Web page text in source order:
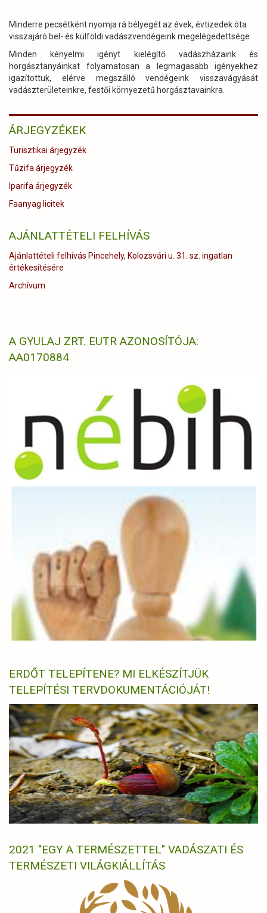
Minderre pecsétként nyomja rá bélyegét az évek, évtizedek óta
visszajáró bel- és külföldi vadászvendégeink megelégedettsége.
Minden kényelmi igényt kielégítő vadászházaink és
horgásztanyáinkat folyamatosan a legmagasabb igényekhez
igazítottuk, elérve megszálló vendégeink visszavágyását
vadászterületeinkre, festői környezetű horgásztavainkra.
ÁRJEGYZÉKEK
Turisztikai árjegyzék
Tűzifa árjegyzék
Iparifa árjegyzék
Faanyag licitek
AJÁNLATTÉTELI FELHÍVÁS
Ajánlattételi felhívás Pincehely, Kolozsvári u. 31. sz. ingatlan
értékesítésére
Archívum
A GYULAJ ZRT. EUTR AZONOSÍTÓJA:
AA0170884
ERDŐT TELEPÍTENE? MI ELKÉSZÍTJÜK
TELEPÍTÉSI TERVDOKUMENTÁCIÓJÁT!
2021 "EGY A TERMÉSZETTEL" VADÁSZATI ÉS
TERMÉSZETI VILÁGKIÁLLÍTÁS